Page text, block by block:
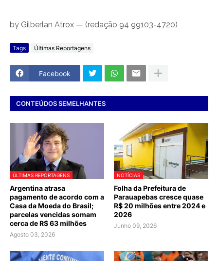
by Gilberlan Atrox — (redação 94 99103-4720)
Tags Últimas Reportagens
Facebook
CONTEÚDOS SEMELHANTES
ÚLTIMAS REPORTAGENS
Argentina atrasa
pagamento de acordo com a
Casa da Moeda do Brasil;
parcelas vencidas somam
cerca de R$ 63 milhões
Agosto 03, 2026
NOTÍCIAS
Folha da Prefeitura de
Parauapebas cresce quase
R$ 20 milhões entre 2024 e
2026
Junho 09, 2026